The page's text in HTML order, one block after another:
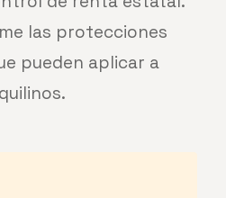
las protecciones
pueden aplicar a